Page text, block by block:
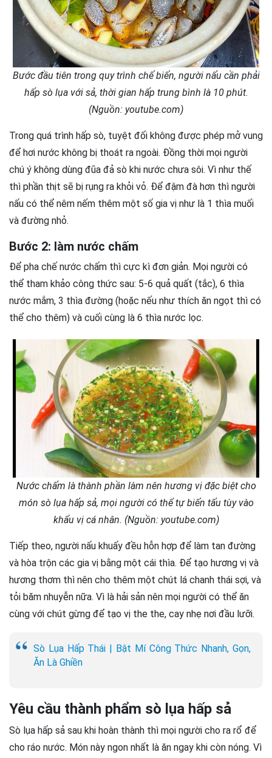
Bước đầu tiên trong quy trình chế biến, người nấu cần phải
hấp sò lụa với sả, thời gian hấp trung bình là 10 phút.
(Nguồn: youtube.com)
Trong quá trình hấp sò, tuyệt đối không được phép mở vung
để hơi nước không bị thoát ra ngoài. Đồng thời mọi người
chú ý không dùng đũa đả sò khi nước chưa sôi. Vì như thế
thì phần thịt sẽ bị rụng ra khỏi vỏ. Để đậm đà hơn thì người
nấu có thể nêm nếm thêm một số gia vị như là 1 thìa muối
và đường nhỏ.
Bước 2: làm nước chấm
Để pha chế nước chấm thì cực kì đơn giản. Mọi người có
thể tham khảo công thức sau: 5-6 quả quất (tắc), 6 thìa
nước mắm, 3 thìa đường (hoặc nếu như thích ăn ngọt thì có
thể cho thêm) và cuối cùng là 6 thìa nước lọc.
Nước chấm là thành phần làm nên hương vị đặc biệt cho
món sò lụa hấp sả, mọi người có thể tự biến tấu tùy vào
khẩu vị cá nhân. (Nguồn: youtube.com)
Tiếp theo, người nấu khuấy đều hỗn hợp để làm tan đường
và hòa trộn các gia vị bằng một cái thìa. Để tạo hương vị và
hương thơm thì nên cho thêm một chút lá chanh thái sợi, và
tỏi băm nhuyễn nữa. Vì là hải sản nên mọi người có thể ăn
cùng với chút gừng để tạo vị the the, cay nhẹ nơi đầu lưỡi.
Sò Lụa Hấp Thái | Bật Mí Công Thức Nhanh, Gọn,
Ăn Là Ghiền
Yêu cầu thành phẩm sò lụa hấp sả
Sò lụa hấp sả sau khi hoàn thành thì mọi người cho ra rổ để
cho ráo nước. Món này ngon nhất là ăn ngay khi còn nóng. Vì